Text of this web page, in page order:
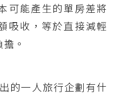
可能產生的單房差將
吸收，等於直接減輕
。
的一人旅行企劃有什